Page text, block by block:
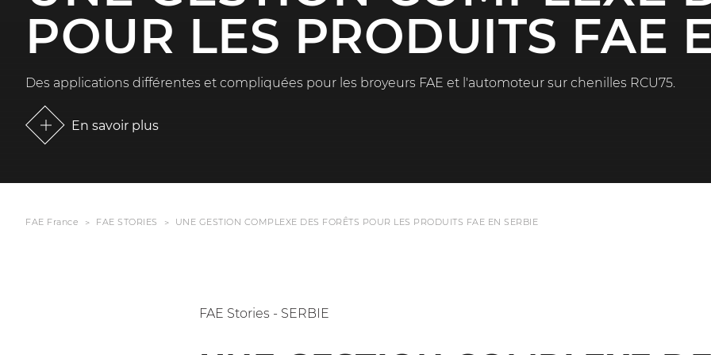
POUR LES PRODUITS FAE
Des applications différentes et compliquées pour les broyeurs FAE et l'automoteur sur chenilles RCU75.
En savoir plus
FAE France FAE STORIES UNE GESTION COMPLEXE DES FORÊTS POUR LES PRODUITS FAE EN SERBIE
FAE Stories - SERBIE